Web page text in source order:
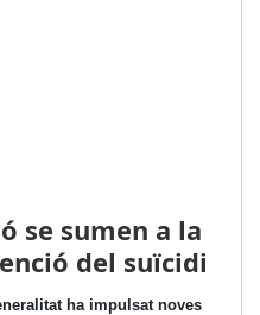
se sumen a la
del suïcidi
ha impulsat noves